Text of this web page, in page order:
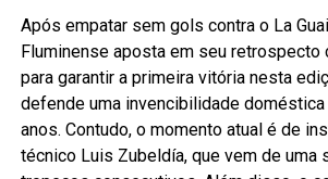
Após empatar sem gols contra o La
Fluminense aposta em seu retrospecto
para garantir a primeira vitória nesta
defende uma invencibilidade doméstica
anos. Contudo, o momento atual é de
técnico Luis Zubeldía, que vem de uma